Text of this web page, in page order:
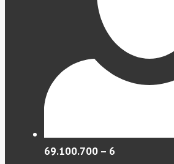
69.100.700 – 6